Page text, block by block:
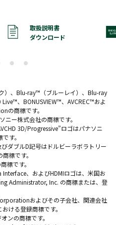
取扱説明書
ダウンロード
）、Blu-ray™（ブルーレイ）、Blu-ray
、BONUSVIEW™、AVCREC™およ
の商標です。
ー株式会社の商標です。
3D/Progressive”ロゴはパナソニ
す。
ダブルD記号はドルビーラボラトリー
標です。
標です。
、およびHDMIロゴは、米国お
Administrator, Inc. の商標または、登
およびその子会社、関連会社
ける登録商標です。
ンの商標です。